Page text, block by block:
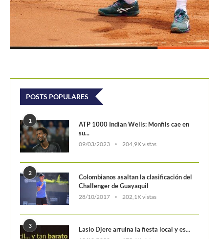
POSTS POPULARES
1
ATP 1000 Indian Wells: Monfils cae en
su...
09/03/2023 204,9K vistas
2
Colombianos asaltan la clasificación del
Challenger de Guayaquil
28/10/2017 202,1K vistas
3 Laslo Djere arruina la fiesta local y es...